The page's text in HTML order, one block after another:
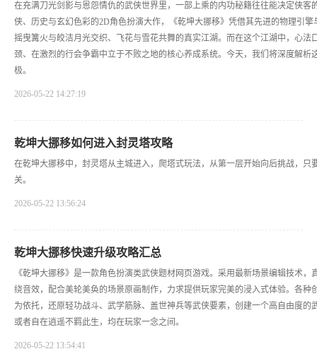
在充满刀光剑影与恩怨情仇的武侠世界里，一部上乘的内功秘籍往往能决定侠客
侠、历史与玄幻色彩的2D角色扮演大作，《乾坤大挪移》凭借其先进的物理引
摇曳篝火与皎洁月光交织、飞花与雪花共舞的真实江湖。而在这个江湖中，心法
颈、在激烈的行会争霸中立于不败之地的核心养成系统。今天，我们将深度解析
极。
2026-05-22 14:27:19
乾坤大挪移如何进入封灵塔攻略
在乾坤大挪移中，封灵塔从主城进入，爬塔式玩法，从第一层开始向后挑战，只
关。
2026-05-22 13:56:24
乾坤大挪移快速升级攻略汇总
《乾坤大挪移》是一款角色扮演类武侠题材网页游戏。采用最新场景编辑技术
绕音效，配合美轮美奂的场景原画制作，力求提供玩家完美的浸入式体验。各种
为依托，还原轻功战斗、武学筋脉、盖世神兵等武侠要素，创建一个高自由度的
或者自在逍遥不羁此生，均在玩家一念之间。
2026-05-22 13:54:41